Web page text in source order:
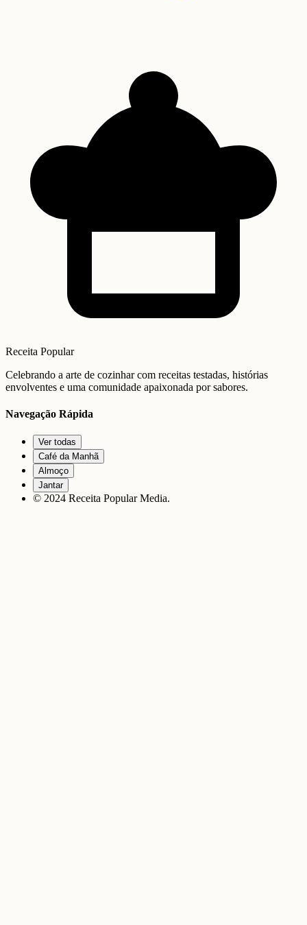
Receita Popular
Celebrando a arte de cozinhar com receitas testadas, histórias
envolventes e uma comunidade apaixonada por sabores.
Navegação Rápida
Ver todas
Café da Manhã
Almoço
Jantar
© 2024 Receita Popular Media.